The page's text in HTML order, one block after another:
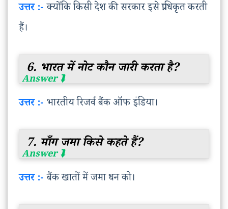
उत्तर :-क्योंकि किसी देश की सरकार इसे प्राधिकृत करती
हैं।
6. भारत में नोट कौन जारी करता है?
उत्तर :- भारतीय रिजर्व बैंक ऑफ इंडिया।
7. माँग जमा किसे कहते हैं?
उत्तर :-बैंक खातों में जमा धन को।